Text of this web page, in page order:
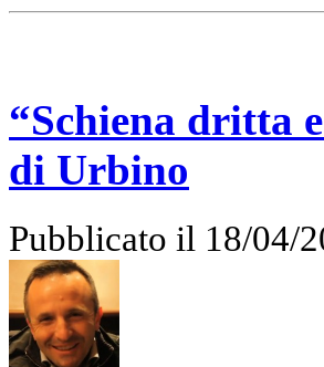
“Schiena dritta
di Urbino
Pubblicato il 18/04/